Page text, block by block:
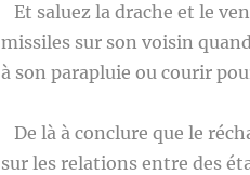
Et saluez la drache et le
missiles sur son voisin
à son parapluie ou courir
De là à conclure que le
sur les relations entre des